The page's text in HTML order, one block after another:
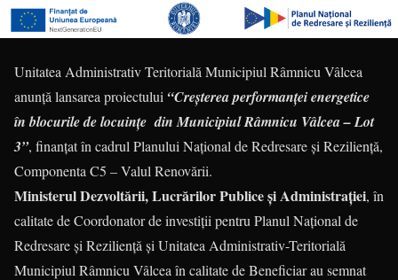
Unitatea Administrativ Teritorială Municipiul Râmnicu Vâlcea
anunță lansarea proiectului “Creșterea performanței energetice
în blocurile de locuințe din Municipiul Râmnicu Vâlcea – Lot
3”, finanţat în cadrul Planului Național de Redresare și Reziliență,
Componenta C5 – Valul Renovării.
Ministerul Dezvoltării, Lucrărilor Publice și Administrației, în
calitate de Coordonator de investiții pentru Planul Național de
Redresare și Reziliență și Unitatea Administrativ-Teritorială
Municipiul Râmnicu Vâlcea în calitate de Beneficiar au semnat